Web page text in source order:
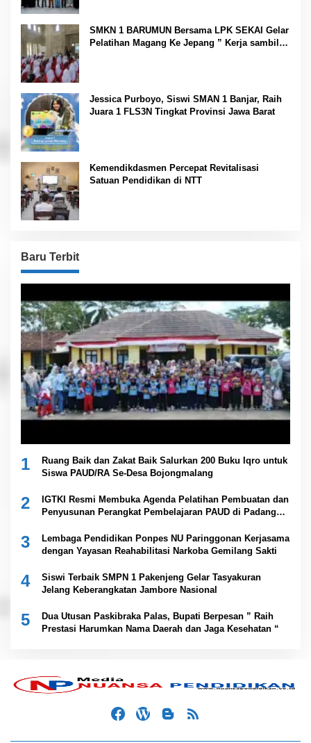
SMKN 1 BARUMUN Bersama LPK SEKAI Gelar
Pelatihan Magang Ke Jepang ” Kerja sambil
Jessica Purboyo, Siswi SMAN 1 Banjar, Raih
Juara 1 FLS3N Tingkat Provinsi Jawa Barat
Kemendikdasmen Percepat Revitalisasi
Satuan Pendidikan di NTT
Baru Terbit
1
Ruang Baik dan Zakat Baik Salurkan 200 Buku Iqro untuk
Siswa PAUD/RA Se-Desa Bojongmalang
2
IGTKI Resmi Membuka Agenda Pelatihan Pembuatan dan
Penyusunan Perangkat Pembelajaran PAUD di Padang
3
Lembaga Pendidikan Ponpes NU Paringgonan Kerjasama
dengan Yayasan Reahabilitasi Narkoba Gemilang Sakti
4
Siswi Terbaik SMPN 1 Pakenjeng Gelar Tasyakuran
Jelang Keberangkatan Jambore Nasional
5
Dua Utusan Paskibraka Palas, Bupati Berpesan ” Raih
Prestasi Harumkan Nama Daerah dan Jaga Kesehatan “